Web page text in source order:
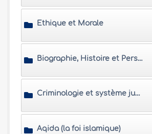
Ethique et Morale
Biographie, Histoire et Personnalités
Criminologie et système judiciaire islamique
Aqida (la foi islamique)